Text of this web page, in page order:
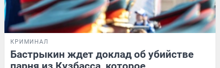
КРИМИНАЛ
Бастрыкин ждет доклад об убийстве